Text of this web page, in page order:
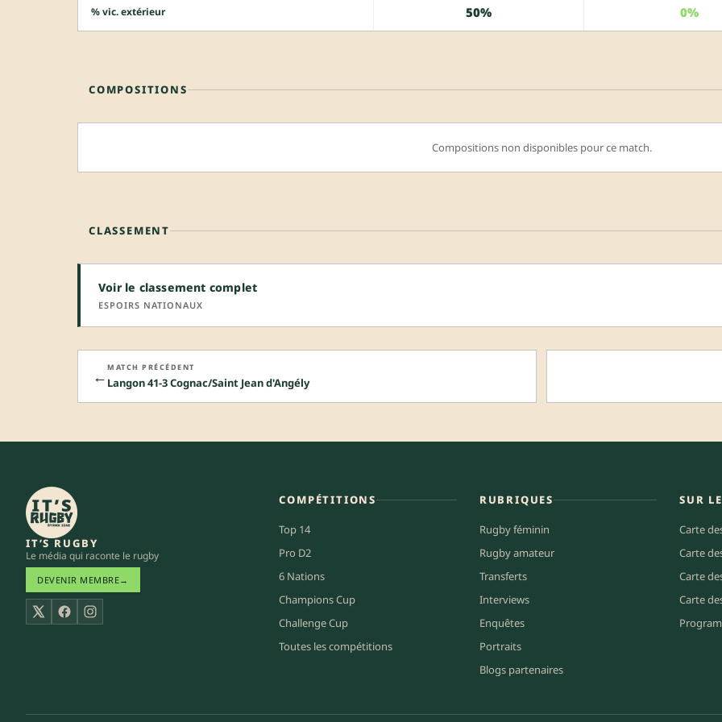
% vic. extérieur 50% 0%
COMPOSITIONS
Compositions non disponibles pour ce match.
CLASSEMENT
Voir le classement complet
ESPOIRS NATIONAUX
← MATCH PRÉCÉDENT
Langon 41-3 Cognac/Saint Jean d'Angély
IT’S RUGBY
Le média qui raconte le rugby
DEVENIR MEMBRE→
X FacebookInstagram
COMPÉTITIONS
Top 14
Pro D2
6 Nations
Champions Cup
Challenge Cup
Toutes les compétitions
RUBRIQUES
Rugby féminin
Rugby amateur
Transferts
Interviews
Enquêtes
Portraits
Blogs partenaires
SUR
Carte
Carte
Carte
Carte